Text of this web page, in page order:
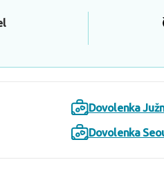
Dovolenka
Dovolenka